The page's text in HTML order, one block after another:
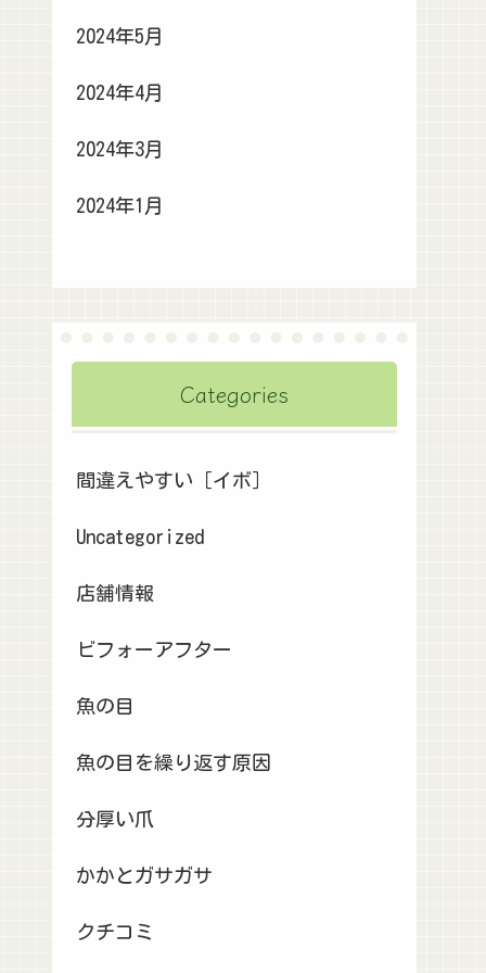
2024年5月
2024年4月
2024年3月
2024年1月
Categories
間違えやすい［イボ］
Uncategorized
店舗情報
ビフォーアフター
魚の目
魚の目を繰り返す原因
分厚い爪
かかとガサガサ
クチコミ